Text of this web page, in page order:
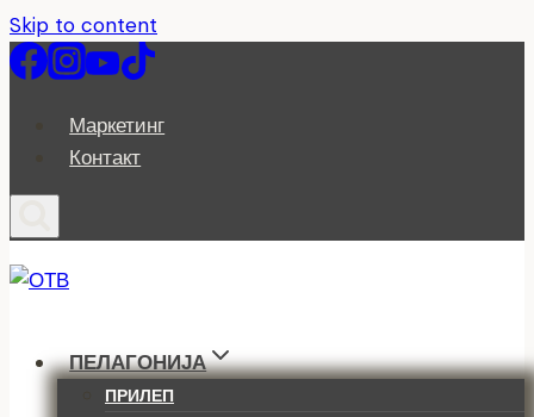
Skip to content
Маркетинг
Контакт
ПЕЛАГОНИЈА
ПРИЛЕП